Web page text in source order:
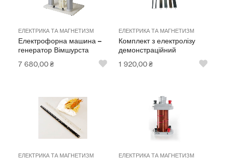
ЕЛЕКТРИКА ТА МАГНЕТИЗМ
Електрофорна машина –
генератор Вімшурста
7 680,00₴
ЕЛЕКТРИКА ТА МАГНЕТИЗМ
Комплект з електролізу
демонстраційний
1 920,00₴
ЕЛЕКТРИКА ТА МАГНЕТИЗМ ЕЛЕКТРИКА ТА МАГНЕТИЗМ